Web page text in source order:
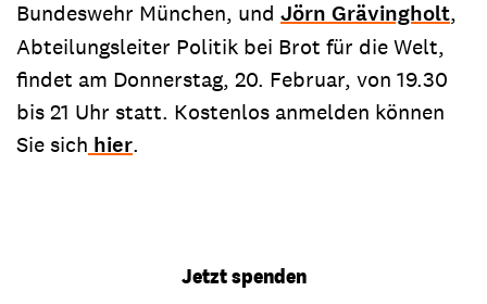
Bundeswehr München, und Jörn Grävingholt,
Abteilungsleiter Politik bei Brot für die Welt,
findet am Donnerstag, 20. Februar, von 19.30
bis 21 Uhr statt. Kostenlos anmelden können
Sie sich hier.
Jetzt spenden